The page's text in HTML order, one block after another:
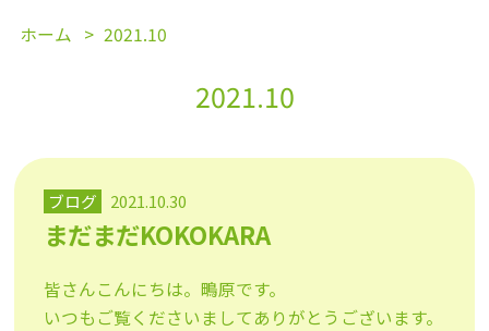
ホーム 2021.10
2021.10
ブログ 2021.10.30
まだまだKOKOKARA
皆さんこんにちは。鴫原です。
いつもご覧くださいましてありがとうございます。